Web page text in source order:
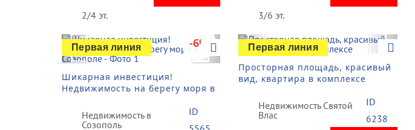
2/4 эт.
3/6 эт.
Previous Next
Первая линия -6%
Шикарная инвестиция!
Недвижимость на берегу моря в
Недвижимость в
Созополь
ID
Previous Next
Первая линия
Просторная площадь, красивый
вид, квартира в комплексе
Недвижимость Святой
Влас
ID
6238